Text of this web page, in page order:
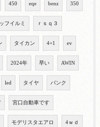
450 eqe benz 350
フイルミ ｒｓｑ３
タイカン 4+1 ev
2024年 早い AWIN
led タイヤ パンク
宮口自動車です
モデリスタエアロ 4ｗｄ